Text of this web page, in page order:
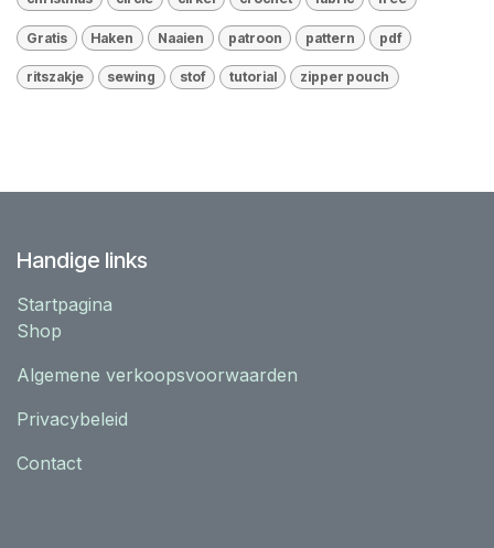
Gratis Haken Naaien patroon pattern pdf
ritszakje sewing stof tutorial zipper pouch
Handige links
Startpagina
Shop
Algemene verkoopsvoorwaarden
Privacybeleid
Contact